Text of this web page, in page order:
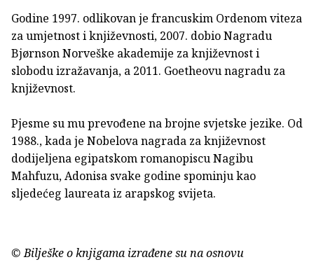
Godine 1997. odlikovan je francuskim Ordenom viteza
za umjetnost i književnosti, 2007. dobio Nagradu
Bjørnson Norveške akademije za književnost i
slobodu izražavanja, a 2011. Goetheovu nagradu za
književnost.
Pjesme su mu prevođene na brojne svjetske jezike. Od
1988., kada je Nobelova nagrada za književnost
dodijeljena egipatskom romanopiscu Nagibu
Mahfuzu, Adonisa svake godine spominju kao
sljedećeg laureata iz arapskog svijeta.
© Bilješke o knjigama izrađene su na osnovu